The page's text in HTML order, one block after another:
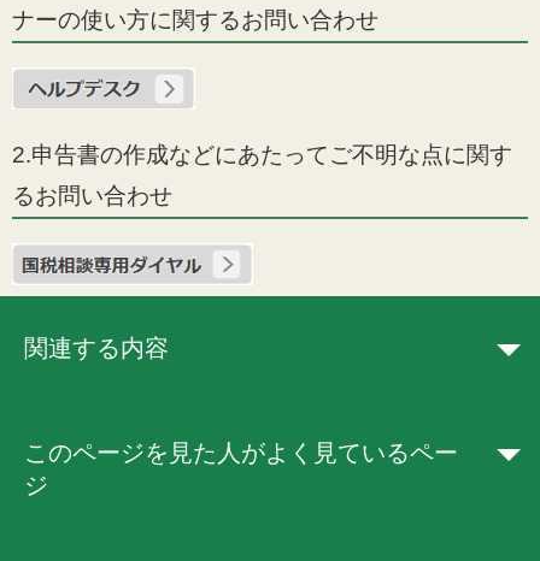
ナーの使い方に関するお問い合わせ
2.申告書の作成などにあたってご不明な点に関す
るお問い合わせ
関連する内容
このページを見た人がよく見ているペー
ジ